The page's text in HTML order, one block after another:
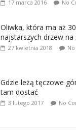
17 marca 2016 No
Oliwka, która ma aż
najstarszych drzew na
27 kwietnia 2018
Gdzie leżą tęczowe
tam dostać
3 lutego 2017 No